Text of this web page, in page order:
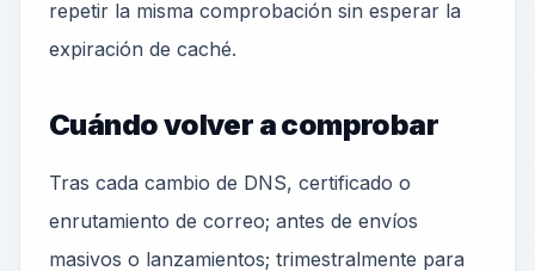
repetir la misma comprobación sin esperar la
expiración de caché.
Cuándo volver a comprobar
Tras cada cambio de DNS, certificado o
enrutamiento de correo; antes de envíos
masivos o lanzamientos; trimestralmente para